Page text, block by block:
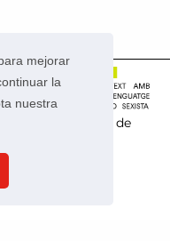
mejorar
la
nuestra
software de